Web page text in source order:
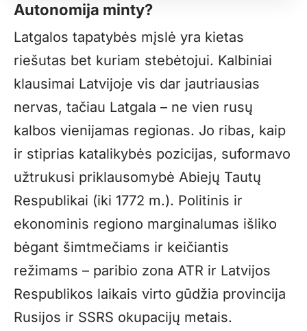
Autonomija minty?
Latgalos tapatybės mįslė yra kietas
riešutas bet kuriam stebėtojui. Kalbiniai
klausimai Latvijoje vis dar jautriausias
nervas, tačiau Latgala – ne vien rusų
kalbos vienijamas regionas. Jo ribas, kaip
ir stiprias katalikybės pozicijas, suformavo
užtrukusi priklausomybė Abiejų Tautų
Respublikai (iki 1772 m.). Politinis ir
ekonominis regiono marginalumas išliko
bėgant šimtmečiams ir keičiantis
režimams – paribio zona ATR ir Latvijos
Respublikos laikais virto gūdžia provincija
Rusijos ir SSRS okupacijų metais.